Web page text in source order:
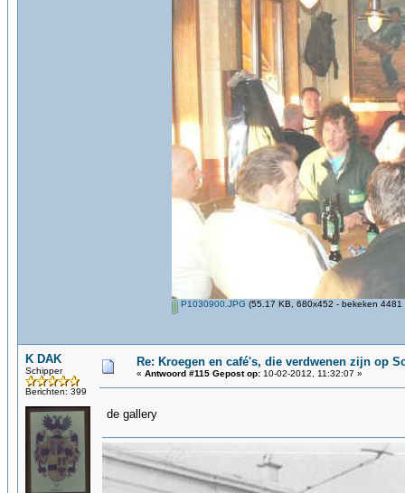
P1030900.JPG (55.17 KB, 680x452 - bekeken 4481
K DAK
Schipper
Berichten: 399
Re: Kroegen en café's, die verdwenen zijn op
« Antwoord #115 Gepost op: 10-02-2012, 11:32:07 »
de gallery